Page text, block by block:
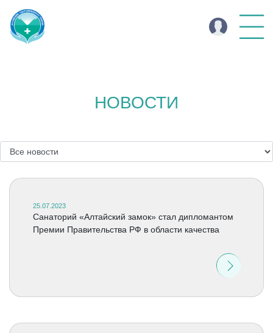
НОВОСТИ
25.07.2023
Санаторий «Алтайский замок» стал дипломантом
Премии Правительства РФ в области качества